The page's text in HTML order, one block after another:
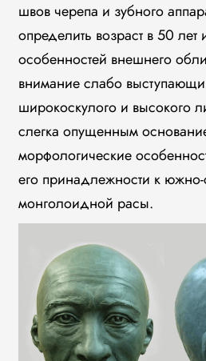
швов черепа и зубного
определить возраст в 50
особенностей внешнего
внимание слабо
широкоскулого и высокого
слегка опущенным
морфологические
его принадлежности к
монголоидной расы.